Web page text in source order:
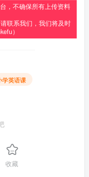
，不确保所有上传资料
联系我们，我们将及时
）
学英语课
收藏